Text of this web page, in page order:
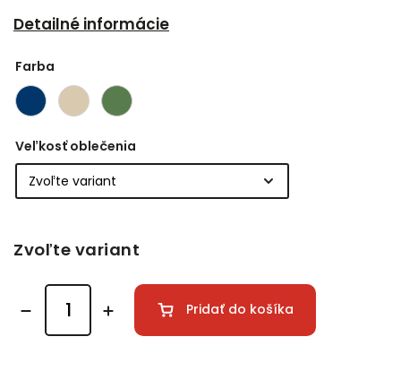
Detailné informácie
Farba
Veľkosť oblečenia
Zvoľte variant
Pridať do košíka